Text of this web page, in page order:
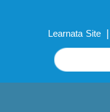
Learnata Site |